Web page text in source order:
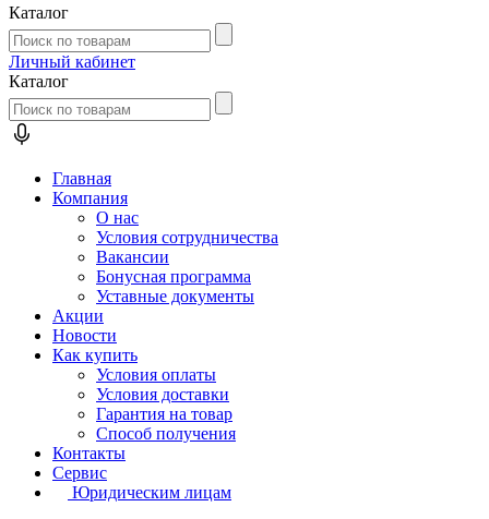
Каталог
Личный кабинет
Каталог
Главная
Компания
О нас
Условия сотрудничества
Вакансии
Бонусная программа
Уставные документы
Акции
Новости
Как купить
Условия оплаты
Условия доставки
Гарантия на товар
Способ получения
Контакты
Сервис
Юридическим лицам